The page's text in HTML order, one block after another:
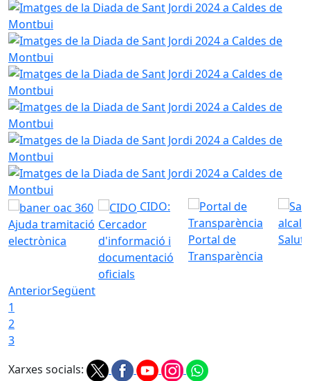
Imatges de la Diada de Sant Jordi 2024 a Caldes de
Imatges de la Diada de Sant Jordi 2024 a Caldes de
Imatges de la Diada de Sant Jordi 2024 a Caldes de
Imatges de la Diada de Sant Jordi 2024 a Caldes de
Imatges de la Diada de Sant Jordi 2024 a Caldes de
Imatges de la Diada de Sant Jordi 2024 a Caldes de
Ajuda tramitació
electrònica
CIDO:
Cercador
d'informació i
documentació
oficials
Portal de
Transparència
AnteriorSegüent
1
2
3
Xarxes socials: